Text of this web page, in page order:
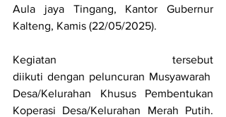
Aula jaya Tingang, Kantor Gubernur
Kalteng, Kamis (22/05/2025).
Kegiatan tersebut
diikuti dengan peluncuran Musyawarah
Desa/Kelurahan Khusus Pembentukan
Koperasi Desa/Kelurahan Merah Putih.